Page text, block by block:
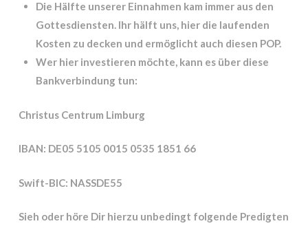
Die Hälfte unserer Einnahmen kam immer aus den
Gottesdiensten. Ihr hälft uns, hier die laufenden
Kosten zu decken und ermöglicht auch diesen POP.
Wer hier investieren möchte, kann es über diese
Bankverbindung tun:
Christus Centrum Limburg
IBAN: DE05 5105 0015 0535 1851 66
Swift-BIC: NASSDE55
Sieh oder höre Dir hierzu unbedingt folgende Predigten